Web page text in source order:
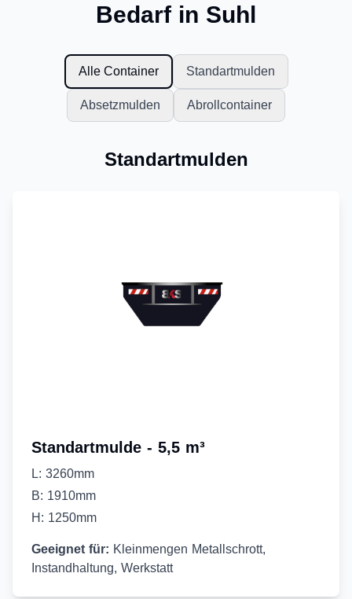
Bedarf in Suhl
Alle Container Standartmulden
Absetzmulden Abrollcontainer
Standartmulden
Standartmulde - 5,5 m³
L: 3260mm
B: 1910mm
H: 1250mm
Geeignet für: Kleinmengen Metallschrott,
Instandhaltung, Werkstatt